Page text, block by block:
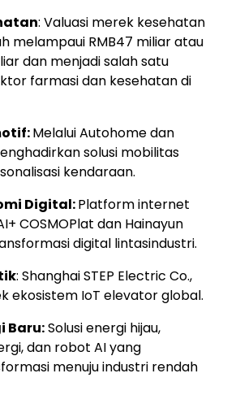
: Valuasi merek kesehatan
melampaui RMB47 miliar atau
dan menjadi salah satu
farmasi dan kesehatan di
Melalui Autohome dan
solusi mobilitas
kendaraan.
Digital:Platform internet
COSMOPlat dan Hainayun
digital lintasindustri.
: Shanghai STEP Electric Co.,
ekosistem IoT elevator global.
Baru:Solusi energi hijau,
dan robot AI yang
menuju industri rendah